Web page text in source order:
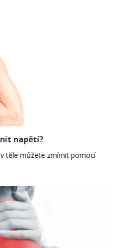
napětí?
těle můžete zmírnit pomocí